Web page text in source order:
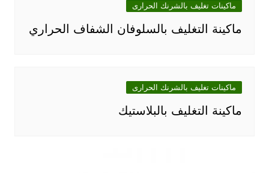
ماكينات تغليف بالشرنك الحرارى
ماكينة التغليف بالسلوفان الشفاف الحراري
ماكينات تغليف بالشرنك الحرارى
ماكينة التغليف بالبلاستيك